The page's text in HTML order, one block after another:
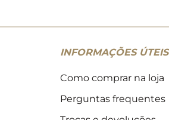
INFORMAÇÕES ÚTEIS
Como comprar na loja
Perguntas frequentes